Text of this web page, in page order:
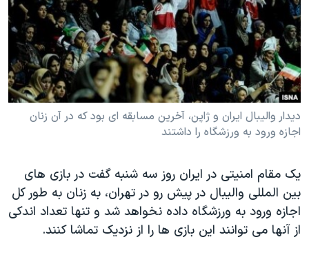
فرهنگ و زندگی
حقوق شهروندی
اقتصادی
علم و فناوری
اسرائیل در جنگ
گالری عکس
مستندها
انتخابات ریاست جمهوری آمریکا ۲۰۲۴
حمله جمهوری اسلامی به اسرائیل
رمز مهسا
ورزش زنان در ایران
اعتراضات زن، زندگی، آزادی
تریبونال مردمی آبان ۹۸
دادگاه حمید نوری
چهل سال گروگان‌گیری
دنبال کنید
زبانهای مختلف
دیدار والیبال ایران و ژاپن، آخرین مسابقه ای بود که در آن زنان
اجازه ورود به ورزشگاه را داشتند
یک مقام امنیتی در ایران روز سه شنبه گفت در بازی های
بین المللی والیبال در پیش رو در تهران، به زنان به طور کل
اجازه ورود به ورزشگاه داده نخواهد شد و تنها تعداد اندکی
از آنها می توانند این بازی ها را از نزدیک تماشا کنند.